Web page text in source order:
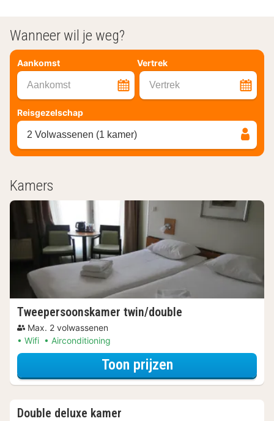
Wanneer wil je weg?
Aankomst Vertrek
Aankomst Vertrek
Reisgezelschap
2 Volwassenen (1 kamer)
Kamers
Tweepersoonskamer twin/double
Max. 2 volwassenen
Wifi
Airconditioning
Toon prijzenvoor Later
Double deluxe kamer